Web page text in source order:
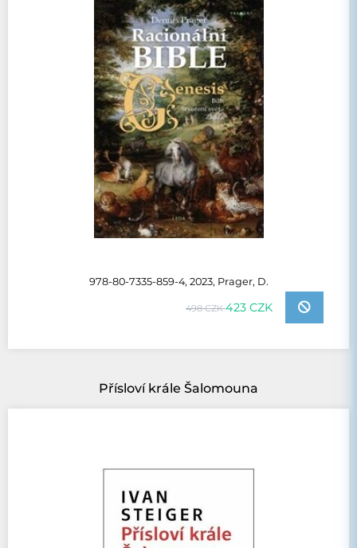
978-80-7335-859-4, 2023, Prager, D.
498 CZK423 CZK
Přísloví krále Šalomouna